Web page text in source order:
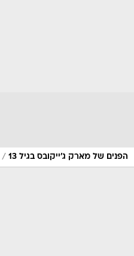
הפנים של מארק ג'ייקובס בגיל 13 /